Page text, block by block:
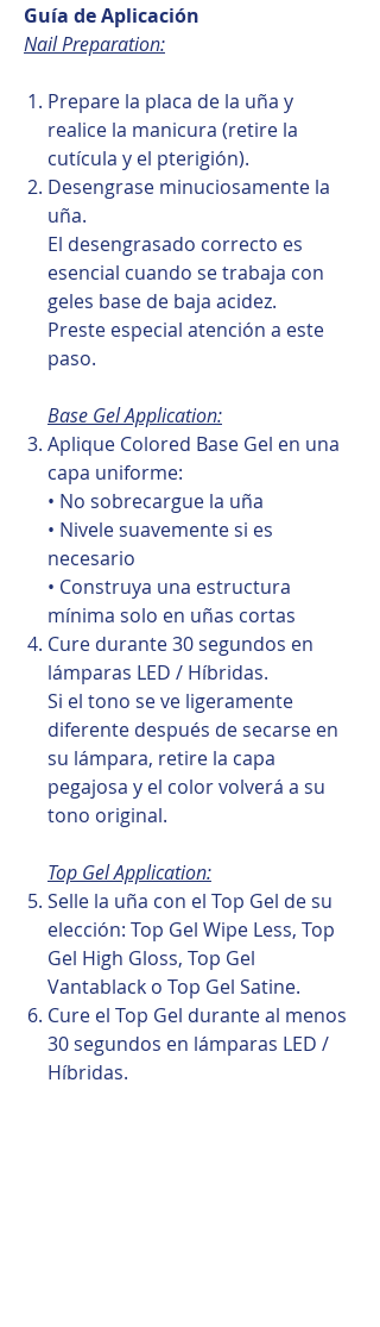
Guía de Aplicación
Nail Preparation:
Prepare la placa de la uña y
realice la manicura (retire la
cutícula y el pterigión).
Desengrase minuciosamente la
uña.
El desengrasado correcto es
esencial cuando se trabaja con
geles base de baja acidez.
Preste especial atención a este
paso.
Base Gel Application:
Aplique Colored Base Gel en una
capa uniforme:
• No sobrecargue la uña
• Nivele suavemente si es
necesario
• Construya una estructura
mínima solo en uñas cortas
Cure durante 30 segundos en
lámparas LED / Híbridas.
Si el tono se ve ligeramente
diferente después de secarse en
su lámpara, retire la capa
pegajosa y el color volverá a su
tono original.
Top Gel Application:
Selle la uña con el Top Gel de su
elección: Top Gel Wipe Less, Top
Gel High Gloss, Top Gel
Vantablack o Top Gel Satine.
Cure el Top Gel durante al menos
30 segundos en lámparas LED /
Híbridas.